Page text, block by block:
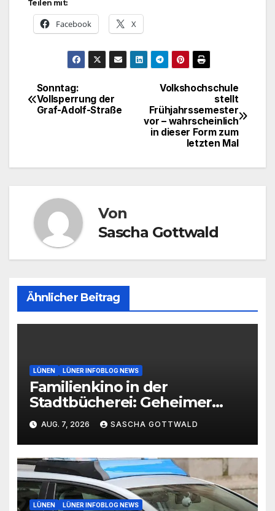
Teilen mit:
Facebook X
Beitragsnavigation
Volkshochschule
stellt
Frühjahrssemester
vor – wahrscheinlich
in dieser Form zum
letzten Mal
Sonntag:
Vollsperrung der
Graf-Adolf-Straße
Von
Sascha Gottwald
Ähnlicher Beitrag
LÜNEN LÜNER INFOBLOG NEWS
Familienkino in der
Stadtbücherei: Geheimer
Film bei freiem Eintritt
AUG. 7, 2026 SASCHA GOTTWALD
LÜNEN LÜNER INFOBLOG NEWS